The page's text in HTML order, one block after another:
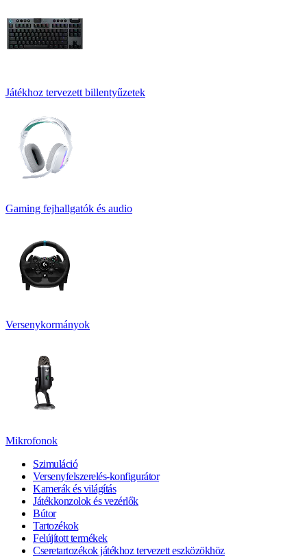
Játékhoz tervezett billentyűzetek
Gaming fejhallgatók és audio
Versenykormányok
Mikrofonok
Szimuláció
Versenyfelszerelés-konfigurátor
Kamerák és világítás
Játékkonzolok és vezérlők
Bútor
Tartozékok
Felújított termékek
Cseretartozékok játékhoz tervezett eszközökhöz